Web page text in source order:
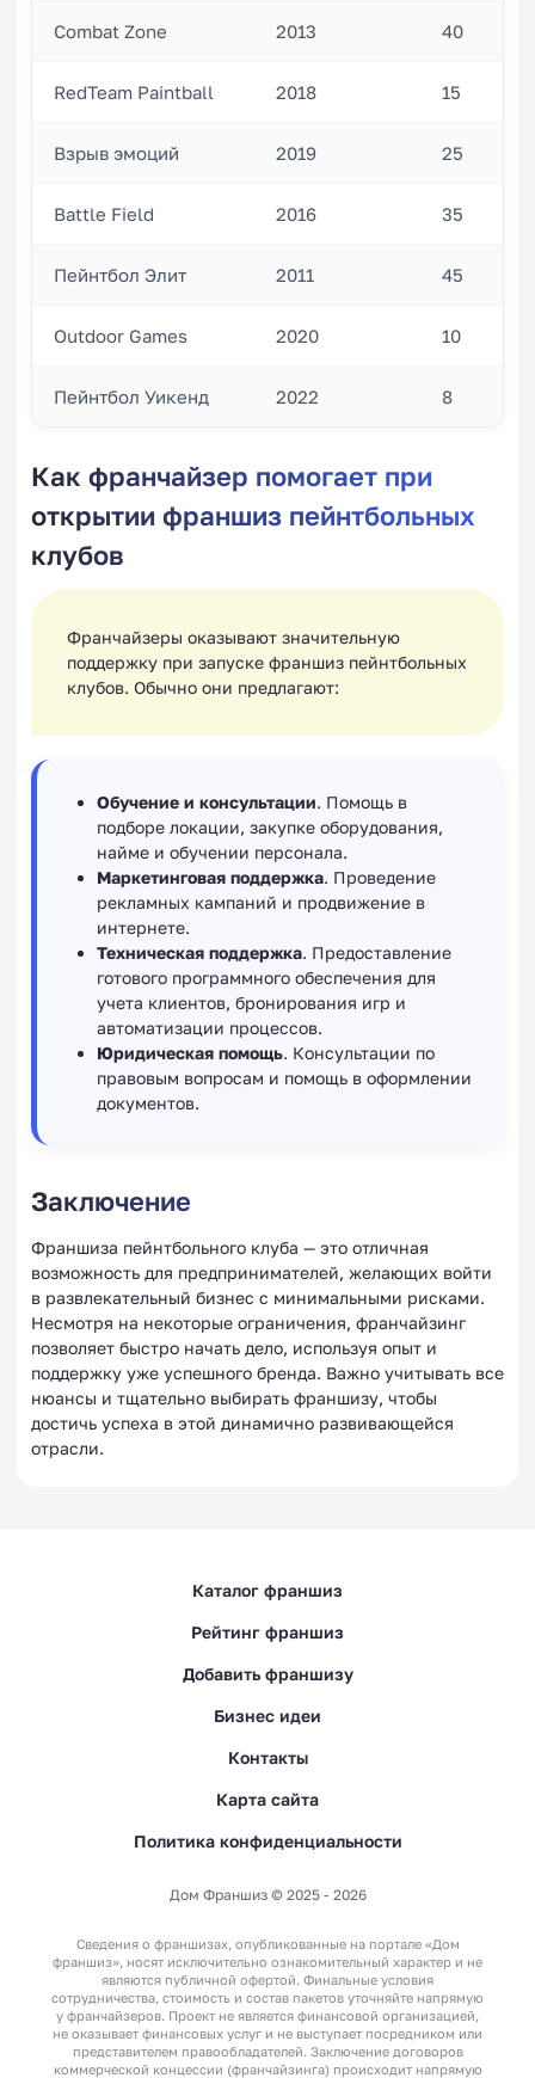
Combat Zone 2013 40
RedTeam Paintball 2018 15
Взрыв эмоций 2019 25
Battle Field 2016 35
Пейнтбол Элит 2011 45
Outdoor Games 2020 10
Пейнтбол Уикенд 2022 8
Как франчайзер помогает при
открытии франшиз пейнтбольных
клубов
Франчайзеры оказывают значительную
поддержку при запуске франшиз пейнтбольных
клубов. Обычно они предлагают:
Обучение и консультации. Помощь в
подборе локации, закупке оборудования,
найме и обучении персонала.
Маркетинговая поддержка. Проведение
рекламных кампаний и продвижение в
интернете.
Техническая поддержка. Предоставление
готового программного обеспечения для
учета клиентов, бронирования игр и
автоматизации процессов.
Юридическая помощь. Консультации по
правовым вопросам и помощь в оформлении
документов.
Заключение
Франшиза пейнтбольного клуба — это отличная
возможность для предпринимателей, желающих войти
в развлекательный бизнес с минимальными рисками.
Несмотря на некоторые ограничения, франчайзинг
позволяет быстро начать дело, используя опыт и
поддержку уже успешного бренда. Важно учитывать все
нюансы и тщательно выбирать франшизу, чтобы
достичь успеха в этой динамично развивающейся
отрасли.
Каталог франшиз
Рейтинг франшиз
Добавить франшизу
Бизнес идеи
Контакты
Карта сайта
Политика конфиденциальности
Дом Франшиз © 2025 - 2026